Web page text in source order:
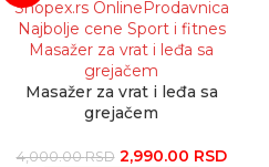
Masažer za vrat i leđa sa
grejačem
4,000.00RSD 2,990.00 RSD